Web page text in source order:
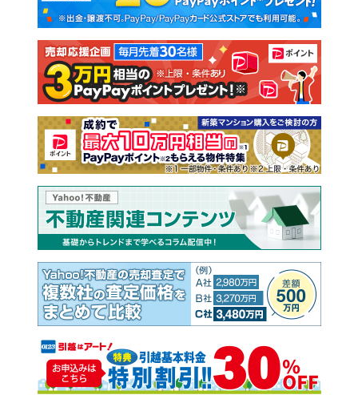
新築一戸建て 中古一戸建て
注文住宅 土地
売却査定